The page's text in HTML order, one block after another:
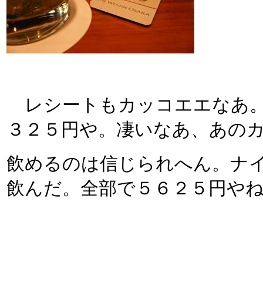
レシートもカッコエエなあ
３２５円や。凄いなあ、あの
飲めるのは信じられへん。ナ
飲んだ。全部で５６２５円や